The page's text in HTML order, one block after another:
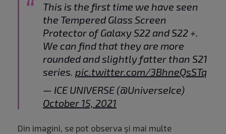
This is the first time we have seen
the Tempered Glass Screen
Protector of Galaxy S22 and S22 +.
We can find that they are more
rounded and slightly fatter than S21
series. pic.twitter.com/3BhneQsSTq
— ICE UNIVERSE (@UniverseIce)
October 15, 2021
Din imagini, se pot observa și mai multe